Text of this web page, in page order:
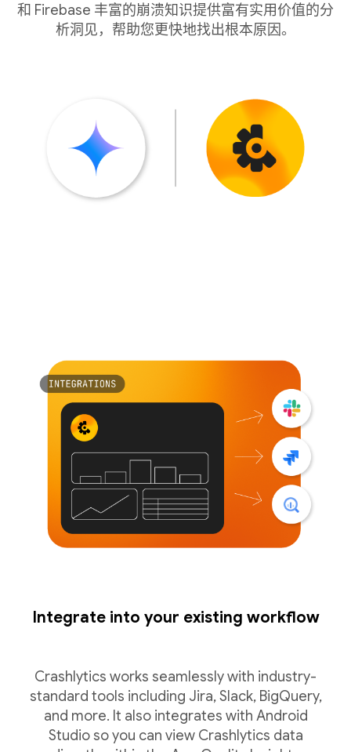
和 Firebase 丰富的崩溃知识提供富有实用价值的分
析洞见，帮助您更快地找出根本原因。
Integrate into your existing workflow
Crashlytics works seamlessly with industry-
standard tools including Jira, Slack, BigQuery,
and more. It also integrates with Android
Studio so you can view Crashlytics data